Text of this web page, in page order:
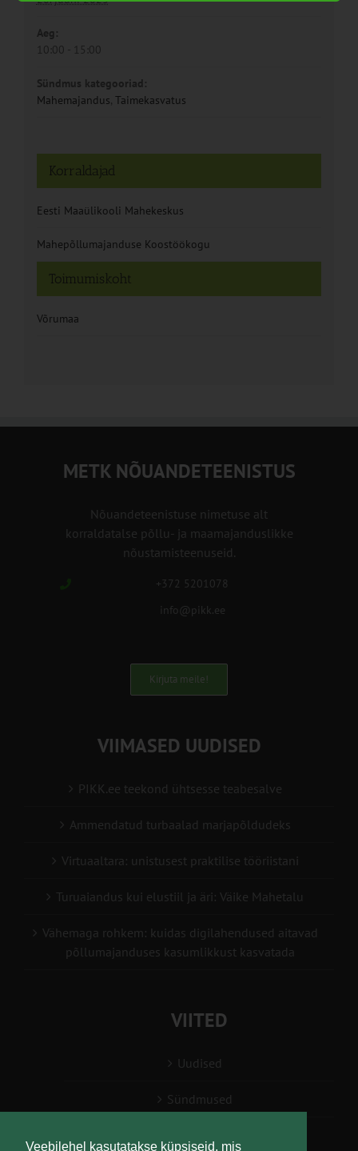
Veebilehel kasutatakse küpsiseid, mis
Aeg:
10:00 - 15:00
Sündmus kategooriad:
Mahemajandus, Taimekasvatus
Toimumiskoht
Võrumaa
Korraldajad
Eesti Maaülikooli Mahekeskus
Mahepõllumajanduse Koostöökogu
METK NÕUANDETEENISTUS
Nõuandeteenistuse nimetuse alt
korraldatalse põllu- ja maamajanduslikke
nõustamisteenuseid.
+372 5201078
info@pikk.ee
Kirjuta meile!
VIIMASED UUDISED
PIKK.ee teekond ühtsesse teabesalve
Ammendatud turbaalad marjapõldudeks
Virtuaaltara: unistusest praktilise tööriistani
Turuaiandus kui elustiil ja äri: Väike Mahetalu
Vähemaga rohkem: kuidas digilahendused aitavad
põllumajanduses kasumlikkust kasvatada
VIITED
Uudised
Sündmused